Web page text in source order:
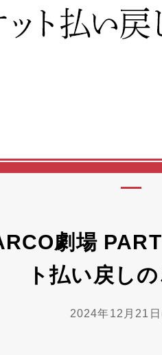
劇場
ト払い戻し
2024年12月21